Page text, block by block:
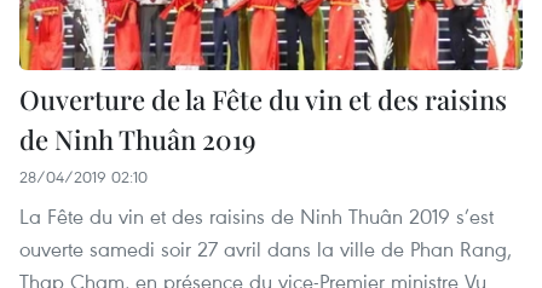
Ouverture de la Fête du vin et des raisins
de Ninh Thuân 2019
28/04/2019 02:10
La Fête du vin et des raisins de Ninh Thuân 2019 s’est
ouverte samedi soir 27 avril dans la ville de Phan Rang,
Thap Cham, en présence du vice-Premier ministre Vu